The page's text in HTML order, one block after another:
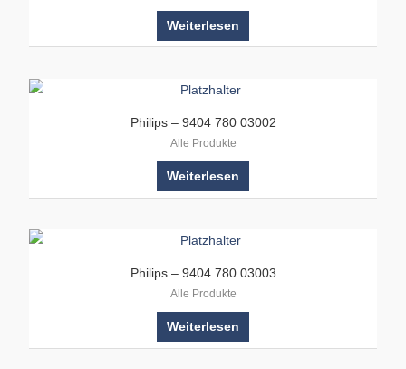
Weiterlesen
Philips – 9404 780 03002
Alle Produkte
Weiterlesen
Philips – 9404 780 03003
Alle Produkte
Weiterlesen